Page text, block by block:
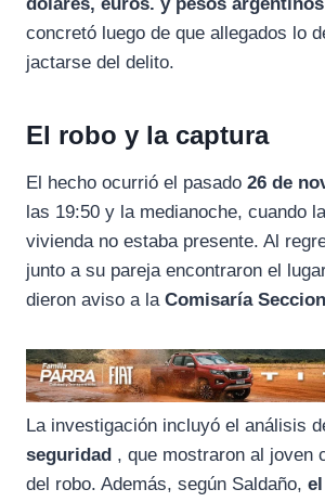
k
m
p
concretó luego de que allegados lo
jactarse del delito.
El robo y la captura
El hecho ocurrió el pasado 26 de
las 19:50 y la medianoche, cuando
vivienda no estaba presente. Al
junto a su pareja encontraron el
dieron aviso a la Comisaría
La investigación incluyó el análisis
seguridad , que mostraron al joven
del robo. Además, según Saldaño,